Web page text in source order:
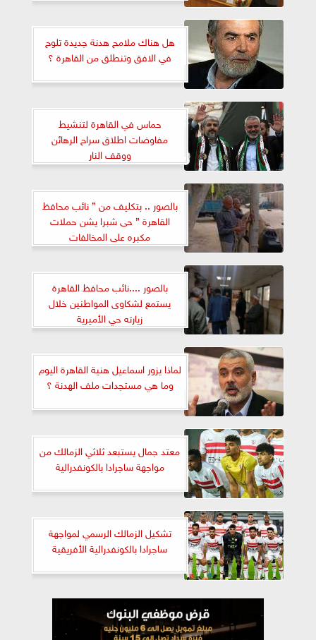
هل هناك ملامح هدنة جديدة تلوح
في الافق وتنطلق من القاهرة ؟
حماس في القاهرة لتنشيط
مفاوضات اطلاق سراح الرهائن
ووقف النار
بالصور .. بتكليف من ” نائب محافظ
القاهرة ” حى شبرا يشن حملات
مكبره على المخالفات
بالصور ....نائب محافظ القاهرة
يستمع لشكاوى المواطنين خلال
زيارته حي الأميرية
لماذا يزور اسماعيل هنية القاهرة اليوم
وما هي مستجدات ملف الهدنة ؟
معتد جمال يستبعد ثلاثي الزمالك من
مواجهة ساجرادا بالكونفدرالية
تشكيل الزمالك الرسمي لمواجهة
ساجرادا بالكونفدرالية الأفريقية